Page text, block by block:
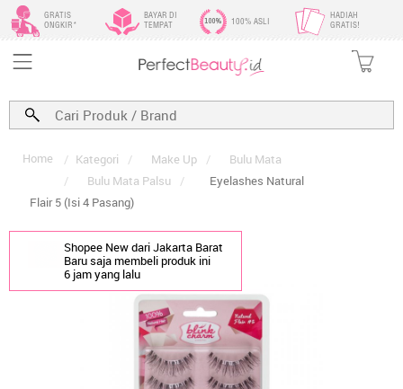
GRATIS
ONGKIR*
BAYAR DI
TEMPAT
100% ASLI
HADIAH
GRATIS!
Home / Kategori / Make Up /
Bulu Mata
/
Bulu Mata Palsu /
Eyelashes Natural
Flair 5 (Isi 4 Pasang)
Shopee New dari Jakarta Barat
Baru saja membeli produk ini
6 jam yang lalu